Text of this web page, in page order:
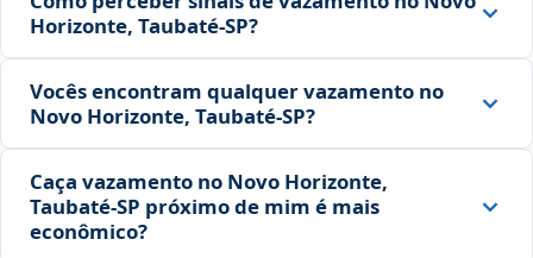
Horizonte, Taubaté‑SP?
Vocês encontram qualquer vazamento no
Novo Horizonte, Taubaté‑SP?
Caça vazamento no Novo Horizonte,
Taubaté‑SP próximo de mim é mais
econômico?